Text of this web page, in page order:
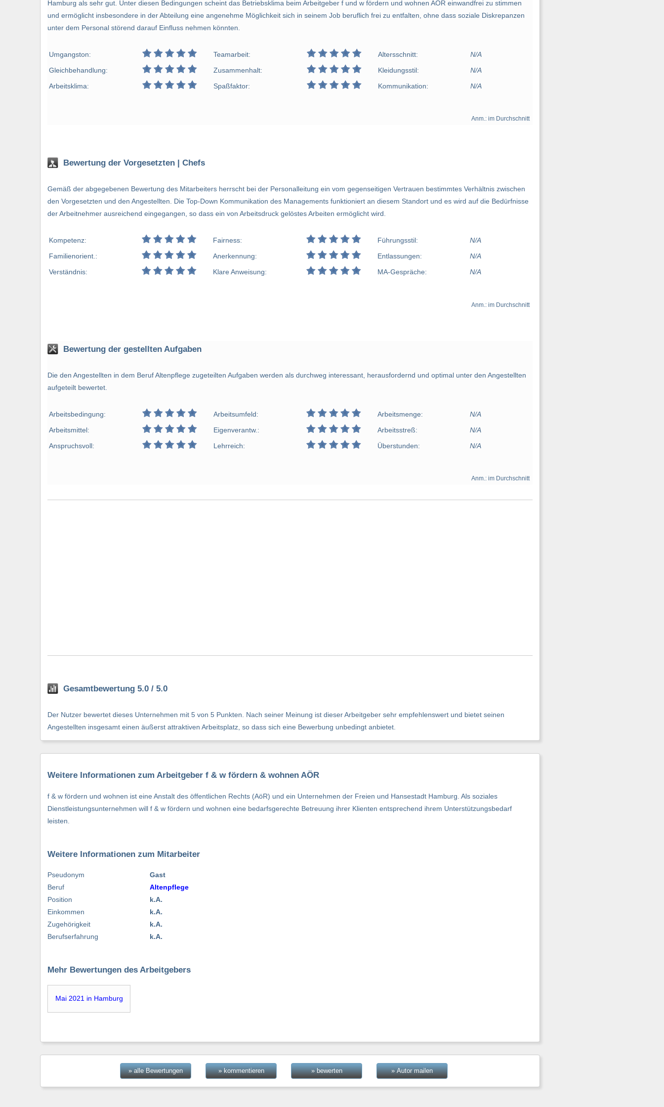
Hamburg als sehr gut. Unter diesen Bedingungen scheint das Betriebsklima beim Arbeitgeber f und w fördern und wohnen AÖR einwandfrei zu stimmen
und ermöglicht insbesondere in der Abteilung eine angenehme Möglichkeit sich in seinem Job beruflich frei zu entfalten, ohne dass soziale Diskrepanzen
unter dem Personal störend darauf Einfluss nehmen könnten.
Umgangston: Teamarbeit: Altersschnitt:
N/A
Gleichbehandlung:
Zusammenhalt: Kleidungsstil:
N/A
Arbeitsklima:
Spaßfaktor: Kommunikation: N/A
Anm.: im Durchschnitt
Bewertung der Vorgesetzten | Chefs
Gemäß der abgegebenen Bewertung des Mitarbeiters herrscht bei der Personalleitung ein vom gegenseitigen Vertrauen bestimmtes Verhältnis zwischen
den Vorgesetzten und den Angestellten. Die Top-Down Kommunikation des Managements funktioniert an diesem Standort und es wird auf die Bedürfnisse
der Arbeitnehmer ausreichend eingegangen, so dass ein von Arbeitsdruck gelöstes Arbeiten ermöglicht wird.
Kompetenz: Fairness: Führungsstil:
N/A
Familienorient.:
Anerkennung: Entlassungen:
N/A
Verständnis:
Klare Anweisung: MA-Gespräche: N/A
Anm.: im Durchschnitt
Bewertung der gestellten Aufgaben
Die den Angestellten in dem Beruf Altenpflege zugeteilten Aufgaben werden als durchweg interessant, herausfordernd und optimal unter den Angestellten
aufgeteilt bewertet.
Arbeitsbedingung: Arbeitsumfeld: Arbeitsmenge:
N/A
Arbeitsmittel:
Eigenverantw.: Arbeitsstreß:
N/A
Anspruchsvoll:
Lehrreich: Überstunden: N/A
Anm.: im Durchschnitt
Gesamtbewertung 5.0 / 5.0
Der Nutzer bewertet dieses Unternehmen mit 5 von 5 Punkten. Nach seiner Meinung ist dieser Arbeitgeber sehr empfehlenswert und bietet seinen
Angestellten insgesamt einen äußerst attraktiven Arbeitsplatz, so dass sich eine Bewerbung unbedingt anbietet.
Weitere Informationen zum Arbeitgeber f & w fördern & wohnen AÖR
f & w fördern und wohnen ist eine Anstalt des öffentlichen Rechts (AöR) und ein Unternehmen der Freien und Hansestadt Hamburg. Als soziales
Dienstleistungsunternehmen will f & w fördern und wohnen eine bedarfsgerechte Betreuung ihrer Klienten entsprechend ihrem Unterstützungsbedarf
leisten.
Weitere Informationen zum Mitarbeiter
Pseudonym
Beruf
Position
Einkommen
Zugehörigkeit
Berufserfahrung
Gast
Altenpflege
k.A.
k.A.
k.A.
k.A.
Mehr Bewertungen des Arbeitgebers
Mai 2021 in Hamburg
» alle Bewertungen » kommentieren » bewerten » Autor mailen